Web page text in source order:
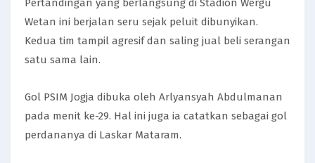
Pertandingan yang berlangsung di Stadion Wergu
Wetan ini berjalan seru sejak peluit dibunyikan.
Kedua tim tampil agresif dan saling jual beli serangan
satu sama lain.
Gol PSIM Jogja dibuka oleh Arlyansyah Abdulmanan
pada menit ke-29. Hal ini juga ia catatkan sebagai gol
perdananya di Laskar Mataram.